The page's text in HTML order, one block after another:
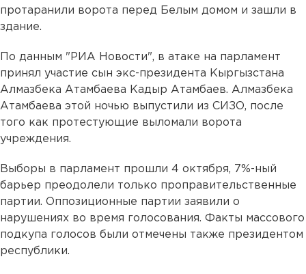
протаранили ворота перед Белым домом и зашли в
здание.
По данным "РИА Новости", в атаке на парламент
принял участие сын экс-президента Кыргызстана
Алмазбека Атамбаева Кадыр Атамбаев. Алмазбека
Атамбаева этой ночью выпустили из СИЗО, после
того как протестующие выломали ворота
учреждения.
Выборы в парламент прошли 4 октября, 7%-ный
барьер преодолели только проправительственные
партии. Оппозиционные партии заявили о
нарушениях во время голосования. Факты массового
подкупа голосов были отмечены также президентом
республики.